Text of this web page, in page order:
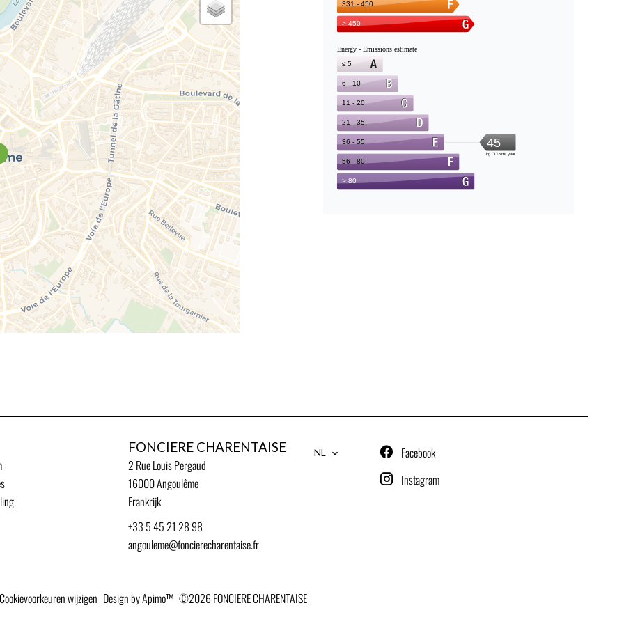
FONCIERE CHARENTAISE
2 Rue Louis Pergaud
16000Angoulême
Frankrijk
+33 5 45 21 28 98
angouleme@foncierecharentaise.fr
NL
Facebook
Instagram
Cookievoorkeuren wijzigen Design byApimo™ ©2026 FONCIERE CHARENTAISE